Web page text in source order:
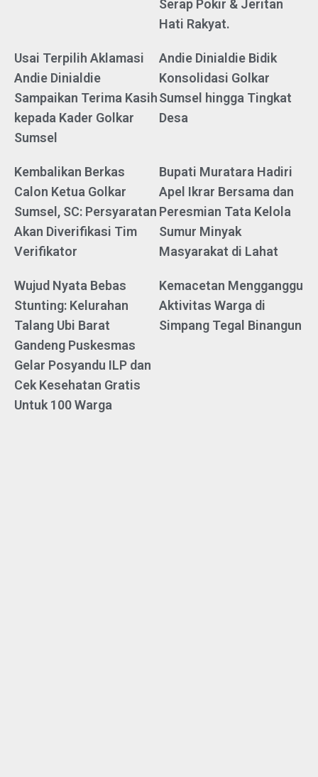
Serap Pokir & Jeritan
Hati Rakyat.
Usai Terpilih Aklamasi
Andie Dinialdie
Sampaikan Terima Kasih
kepada Kader Golkar
Sumsel
Andie Dinialdie Bidik
Konsolidasi Golkar
Sumsel hingga Tingkat
Desa
Kembalikan Berkas
Calon Ketua Golkar
Sumsel, SC: Persyaratan
Akan Diverifikasi Tim
Verifikator
Bupati Muratara Hadiri
Apel Ikrar Bersama dan
Peresmian Tata Kelola
Sumur Minyak
Masyarakat di Lahat
Wujud Nyata Bebas
Stunting: Kelurahan
Talang Ubi Barat
Gandeng Puskesmas
Gelar Posyandu ILP dan
Cek Kesehatan Gratis
Untuk 100 Warga
Kemacetan Mengganggu
Aktivitas Warga di
Simpang Tegal Binangun